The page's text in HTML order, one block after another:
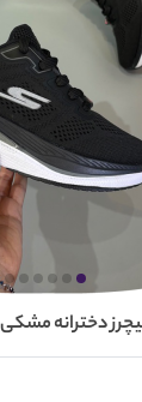
دخترانه